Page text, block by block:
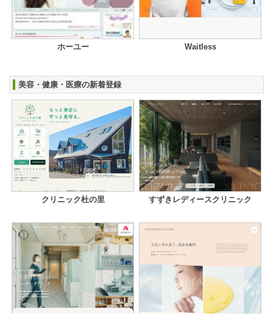
ホーユー Waitless
美容・健康・医療の新着登録
クリニック杜の里 すずきレディースクリニック